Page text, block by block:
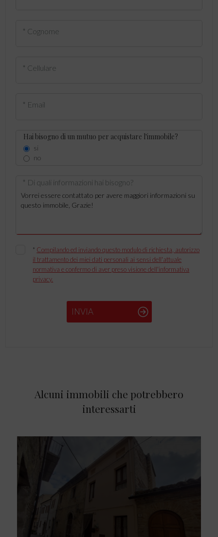
* Cognome
* Cellulare
* Email
Hai bisogno di un mutuo per acquistare l'immobile?
si
no
* Di quali informazioni hai bisogno?
* Compilando ed inviando questo modulo di richiesta, autorizzo
il trattamento dei miei dati personali ai sensi dell'attuale
normativa e confermo di aver preso visione dell'informativa
privacy.
INVIA
Alcuni immobili che potrebbero
interessarti